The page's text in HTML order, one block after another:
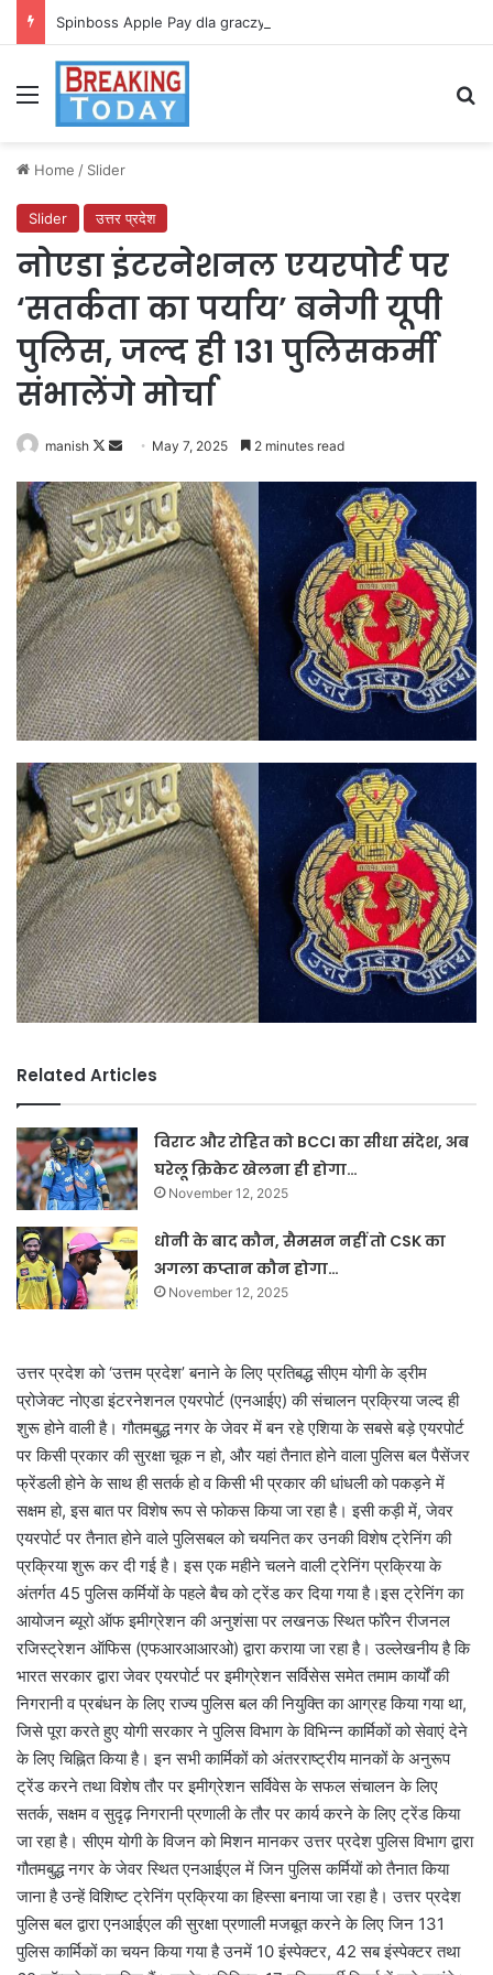
Spinboss Apple Pay dla graczy na iPhone
Menu
Home / Slider
Slider उत्तर प्रदेश
नोएडा इंटरनेशनल एयरपोर्ट पर
‘सतर्कता का पर्याय’ बनेगी यूपी
पुलिस, जल्द ही 131 पुलिसकर्मी
संभालेंगे मोर्चा
manish
Follow
X
Send
email
May 7, 2025 2 minutes read
Related Articles
विराट और रोहित को BCCI का सीधा संदेश, अब
घरेलू क्रिकेट खेलना ही होगा…
November 12, 2025
धोनी के बाद कौन, सैमसन नहीं तो CSK का
अगला कप्तान कौन होगा…
November 12, 2025
उत्तर प्रदेश को ‘उत्तम प्रदेश’ बनाने के लिए प्रतिबद्ध सीएम योगी के ड्रीम
प्रोजेक्ट नोएडा इंटरनेशनल एयरपोर्ट (एनआईए) की संचालन प्रक्रिया जल्द ही
शुरू होने वाली है। गौतमबुद्ध नगर के जेवर में बन रहे एशिया के सबसे बड़े एयरपोर्ट
पर किसी प्रकार की सुरक्षा चूक न हो, और यहां तैनात होने वाला पुलिस बल पैसेंजर
फ्रेंडली होने के साथ ही सतर्क हो व किसी भी प्रकार की धांधली को पकड़ने में
सक्षम हो, इस बात पर विशेष रूप से फोकस किया जा रहा है। इसी कड़ी में, जेवर
एयरपोर्ट पर तैनात होने वाले पुलिसबल को चयनित कर उनकी विशेष ट्रेनिंग की
प्रक्रिया शुरू कर दी गई है। इस एक महीने चलने वाली ट्रेनिंग प्रक्रिया के
अंतर्गत 45 पुलिस कर्मियों के पहले बैच को ट्रेंड कर दिया गया है।इस ट्रेनिंग का
आयोजन ब्यूरो ऑफ इमीग्रेशन की अनुशंसा पर लखनऊ स्थित फॉरेन रीजनल
रजिस्ट्रेशन ऑफिस (एफआरआआरओ) द्वारा कराया जा रहा है। उल्लेखनीय है कि
भारत सरकार द्वारा जेवर एयरपोर्ट पर इमीग्रेशन सर्विसेस समेत तमाम कार्यों की
निगरानी व प्रबंधन के लिए राज्य पुलिस बल की नियुक्ति का आग्रह किया गया था,
जिसे पूरा करते हुए योगी सरकार ने पुलिस विभाग के विभिन्न कार्मिकों को सेवाएं देने
के लिए चिह्नित किया है। इन सभी कार्मिकों को अंतरराष्ट्रीय मानकों के अनुरूप
ट्रेंड करने तथा विशेष तौर पर इमीग्रेशन सर्विवेस के सफल संचालन के लिए
सतर्क, सक्षम व सुदृढ़ निगरानी प्रणाली के तौर पर कार्य करने के लिए ट्रेंड किया
जा रहा है। सीएम योगी के विजन को मिशन मानकर उत्तर प्रदेश पुलिस विभाग द्वारा
गौतमबुद्ध नगर के जेवर स्थित एनआईएल में जिन पुलिस कर्मियों को तैनात किया
जाना है उन्हें विशिष्ट ट्रेनिंग प्रक्रिया का हिस्सा बनाया जा रहा है। उत्तर प्रदेश
पुलिस बल द्वारा एनआईएल की सुरक्षा प्रणाली मजबूत करने के लिए जिन 131
पुलिस कार्मिकों का चयन किया गया है उनमें 10 इंस्पेक्टर, 42 सब इंस्पेक्टर तथा